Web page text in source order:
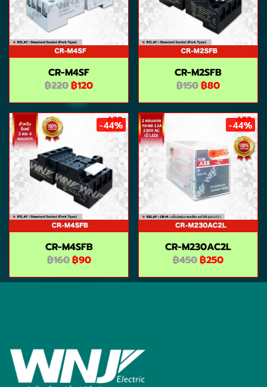
CR-M4SF
฿220฿120
CR-M2SFB
฿150฿80
-44%
CR-M4SFB
฿160฿90
-44%
CR-M230AC2L
฿450฿250